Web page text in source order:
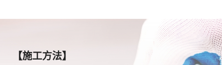
【施工方法】